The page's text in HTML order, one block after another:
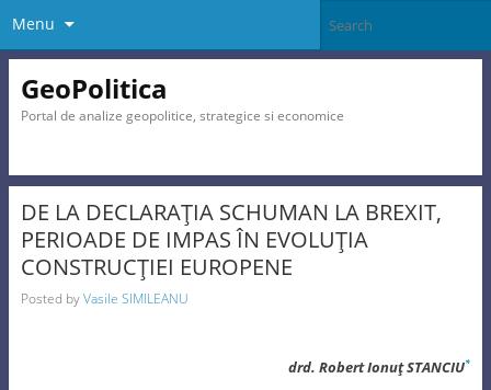
Menu
GeoPolitica
Portal de analize geopolitice, strategice si economice
DE LA DECLARAŢIA SCHUMAN LA BREXIT,
PERIOADE DE IMPAS ÎN EVOLUŢIA
CONSTRUCŢIEI EUROPENE
Posted byVasile SIMILEANU
drd. Robert Ionuţ STANCIU*